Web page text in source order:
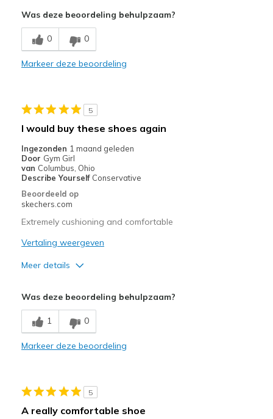
Comfortable
Width
Sizing
Feels true to size
Was deze beoordeling behulpzaam?
0 0
Markeer deze beoordeling
5
I would buy these shoes again
Ingezonden 1 maand geleden
Door Gym Girl
van Columbus, Ohio
Describe Yourself Conservative
Beoordeeld op
skechers.com
Extremely cushioning and comfortable
Vertaling weergeven
Meer details
Breathe Well
Comfortable
Stylish
Was deze beoordeling behulpzaam?
1 0
Markeer deze beoordeling
5
A really comfortable shoe